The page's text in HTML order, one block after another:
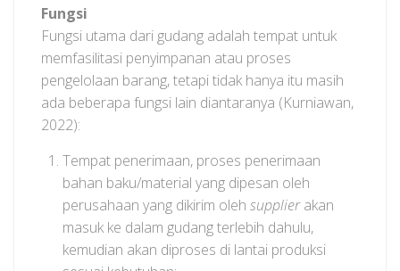
Fungsi
Fungsi utama dari gudang adalah tempat untuk
memfasilitasi penyimpanan atau proses
pengelolaan barang, tetapi tidak hanya itu masih
ada beberapa fungsi lain diantaranya (Kurniawan,
2022):
Tempat penerimaan, proses penerimaan
bahan baku/material yang dipesan oleh
perusahaan yang dikirim oleh supplierakan
masuk ke dalam gudang terlebih dahulu,
kemudian akan diproses di lantai produksi